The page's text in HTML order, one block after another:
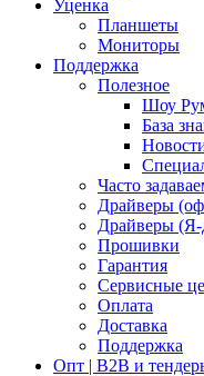
Уценка
Планшеты
Мониторы
Поддержка
Полезное
Шоу
База
Часто
Драйверы
Драйверы (Я-
Прошивки
Гарантия
Сервисные
Оплата
Доставка
Поддержка
Опт | B2B и